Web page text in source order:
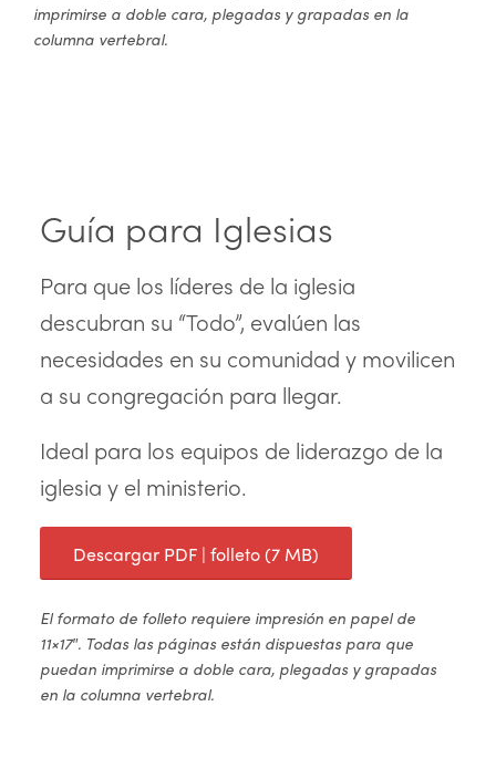
imprimirse a doble cara, plegadas y grapadas en la
columna vertebral.
Guía para Iglesias
Para que los líderes de la iglesia
descubran su “Todo”, evalúen las
necesidades en su comunidad y movilicen
a su congregación para llegar.
Ideal para los equipos de liderazgo de la
iglesia y el ministerio.
Descargar PDF | folleto (7 MB)
El formato de folleto requiere impresión en papel de
11×17″. Todas las páginas están dispuestas para que
puedan imprimirse a doble cara, plegadas y grapadas
en la columna vertebral.